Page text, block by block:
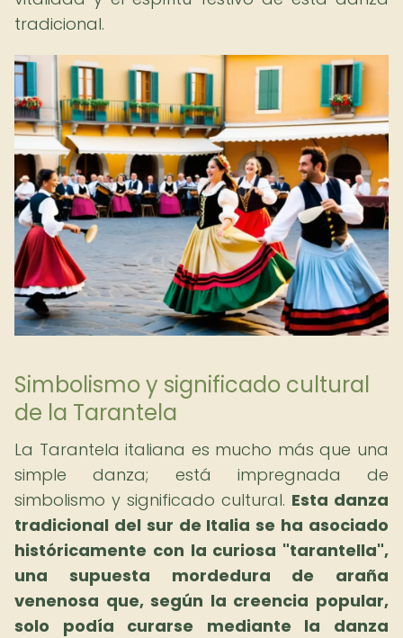
tradicional.
Simbolismo y significado cultural
de la Tarantela
La Tarantela italiana es mucho más que una
simple danza; está impregnada de
simbolismo y significado cultural. Esta danza
tradicional del sur de Italia se ha asociado
históricamente con la curiosa "tarantella",
una supuesta mordedura de araña
venenosa que, según la creencia popular,
solo podía curarse mediante la danza